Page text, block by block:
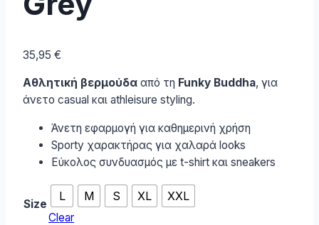
35,95 €
Αθλητική βερμούδα από τη Funky Buddha, για
άνετο casual και athleisure styling.
Άνετη εφαρμογή για καθημερινή χρήση
Sporty χαρακτήρας για χαλαρά looks
Εύκολος συνδυασμός με t-shirt και sneakers
Size
L M S XL XXL
Clear